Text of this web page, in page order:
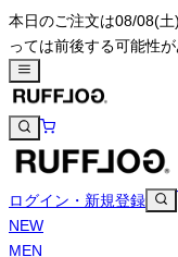
本日のご注文は08/08(
っては前後する可能性
ログイン・新規登録
NEW
MEN